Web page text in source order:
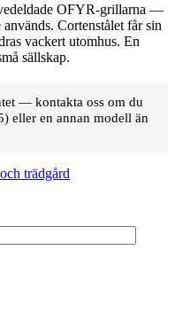
OFYR-grillarna —
Cortenstålet får sin
vackert utomhus. En
sällskap.
— kontakta oss om du
eller en annan modell än
trädgård